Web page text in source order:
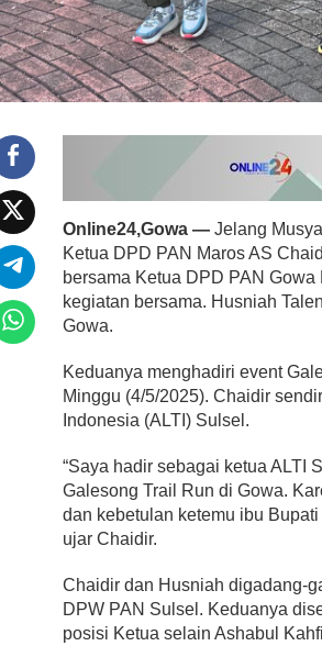
h
T
a
l
e
n
H
a
i
r
i
r
a
B
r
a
m
a
Online24,Gowa —Jelang
Ketua DPD PAN Maros AS
bersama Ketua DPD PAN
kegiatan bersama. Husniah
Gowa.
Keduanya menghadiri event
Minggu (4/5/2025). Chaidir
Indonesia (ALTI) Sulsel.
“Saya hadir sebagai ketua ALTI
Galesong Trail Run di Gowa.
dan kebetulan ketemu ibu
ujar Chaidir.
Chaidir dan Husniah digadang-
DPW PAN Sulsel. Keduanya
posisi Ketua selain Ashabul